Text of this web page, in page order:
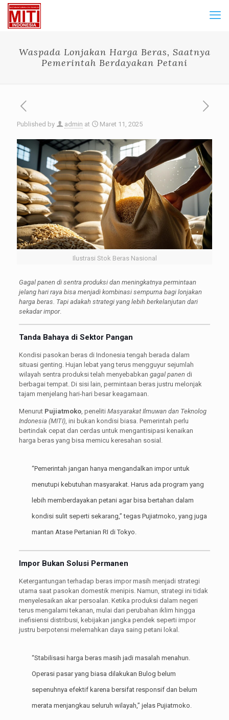
Waspada Lonjakan Harga Beras, Saatnya
Pemerintah Berdayakan Petani
Published by admin at Maret 11, 2025
Ilustrasi Stok Beras Nasional
Gagal panen di sentra produksi dan meningkatnya permintaan
jelang hari raya bisa menjadi kombinasi sempurna bagi lonjakan
harga beras. Tapi adakah strategi yang lebih berkelanjutan dari
sekadar impor.
Tanda Bahaya di Sektor Pangan
Kondisi pasokan beras di Indonesia tengah berada dalam
situasi genting. Hujan lebat yang terus mengguyur sejumlah
wilayah sentra produksi telah menyebabkan gagal panendi
berbagai tempat. Di sisi lain, permintaan beras justru melonjak
tajam menjelang hari-hari besar keagamaan.
Menurut Pujiatmoko, peneliti Masyarakat Ilmuwan dan Teknolog
Indonesia (MITI), ini bukan kondisi biasa. Pemerintah perlu
bertindak cepat dan cerdas untuk mengantisipasi kenaikan
harga beras yang bisa memicu keresahan sosial.
“Pemerintah jangan hanya mengandalkan impor untuk
menutupi kebutuhan masyarakat. Harus ada program yang
lebih memberdayakan petani agar bisa bertahan dalam
kondisi sulit seperti sekarang,” tegas Pujiatmoko, yang juga
mantan Atase Pertanian RI di Tokyo.
Impor Bukan Solusi Permanen
Ketergantungan terhadap beras impor masih menjadi strategi
utama saat pasokan domestik menipis. Namun, strategi ini tidak
menyelesaikan akar persoalan. Ketika produksi dalam negeri
terus mengalami tekanan, mulai dari perubahan iklim hingga
inefisiensi distribusi, kebijakan jangka pendek seperti impor
justru berpotensi melemahkan daya saing petani lokal.
“Stabilisasi harga beras masih jadi masalah menahun.
Operasi pasar yang biasa dilakukan Bulog belum
sepenuhnya efektif karena bersifat responsif dan belum
merata menjangkau seluruh wilayah,” jelas Pujiatmoko.